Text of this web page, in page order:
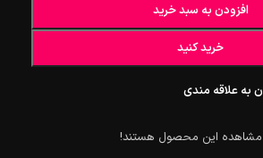
افزودن به سبد خرید
خرید کنید
به علاقه مندی
مشاهده این محصول هستند!